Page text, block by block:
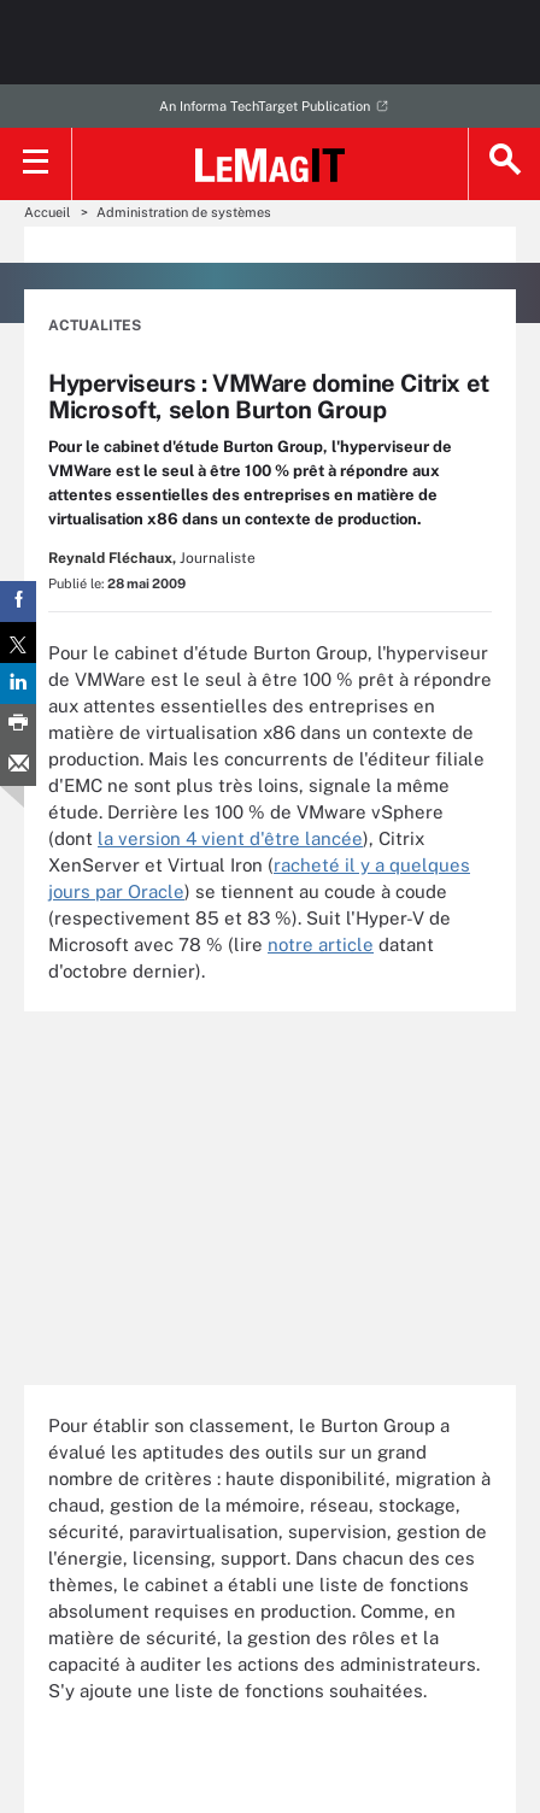
An Informa TechTarget Publication
Accueil Administration de systèmes
ACTUALITES
Hyperviseurs : VMWare domine Citrix et
Microsoft, selon Burton Group
Pour le cabinet d'étude Burton Group, l'hyperviseur de
VMWare est le seul à être 100 % prêt à répondre aux
attentes essentielles des entreprises en matière de
virtualisation x86 dans un contexte de production.
Reynald Fléchaux, Journaliste
Publié le: 28 mai 2009
Pour le cabinet d'étude Burton Group, l'hyperviseur
de VMWare est le seul à être 100 % prêt à répondre
aux attentes essentielles des entreprises en
matière de virtualisation x86 dans un contexte de
production. Mais les concurrents de l'éditeur filiale
d'EMC ne sont plus très loins, signale la même
étude. Derrière les 100 % de VMware vSphere
(dont la version 4 vient d'être lancée), Citrix
XenServer et Virtual Iron (racheté il y a quelques
jours par Oracle) se tiennent au coude à coude
(respectivement 85 et 83 %). Suit l'Hyper-V de
Microsoft avec 78 % (lire notre article datant
d'octobre dernier).
Pour établir son classement, le Burton Group a
évalué les aptitudes des outils sur un grand
nombre de critères : haute disponibilité, migration à
chaud, gestion de la mémoire, réseau, stockage,
sécurité, paravirtualisation, supervision, gestion de
l'énergie, licensing, support. Dans chacun des ces
thèmes, le cabinet a établi une liste de fonctions
absolument requises en production. Comme, en
matière de sécurité, la gestion des rôles et la
capacité à auditer les actions des administrateurs.
S'y ajoute une liste de fonctions souhaitées.